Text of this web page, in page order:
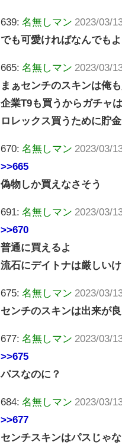
639:名無しマン 2023/03/
でも可愛ければなんでも
665:名無しマン 2023/03/
まぁセンチのスキンは俺
企業T9も買うからガチャ
ロレックス買うために貯
670:名無しマン 2023/03/
>>665
偽物しか買えなさそう
691:名無しマン 2023/03/
>>670
普通に買えるよ
流石にデイトナは厳しい
675:名無しマン 2023/03/
センチのスキンは出来が
677:名無しマン 2023/03/
>>675
パスなのに？
684:名無しマン 2023/03/
>>677
センチスキンはパスじゃ